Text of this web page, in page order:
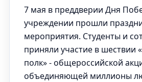
7 мая в преддверии Дня
учреждении прошли
мероприятия. Студенты и
приняли участие в шествии
полк» - общероссийской
объединяющей миллионы